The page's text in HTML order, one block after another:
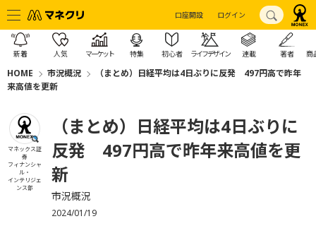
口座開設 ログイン
新着 人気 マーケット 特集 初心者 ライフデザイン 連載 著者 商
HOME 市況概況
（まとめ）日経平均は4日ぶりに反発 497円高で昨年
来高値を更新
マネックス証
券
フィナンシャ
ル・
インテリジェ
ンス部
（まとめ）日経平均は4日ぶりに
反発 497円高で昨年来高値を更
新
市況概況
2024/01/19